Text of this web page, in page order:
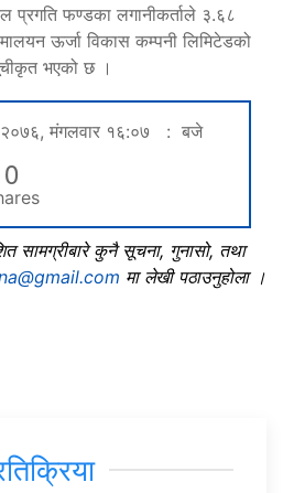
प्रगति फण्डका लगानीकर्ताले ३.६८
ऊर्जा विकास कम्पनी लिमिटेडको
भएको छ ।
२०७६, मंगलवार १६:०७ : बजे
0
सामग्रीबारे कुनै सूचना, गुनासो, तथा
मा लेखी पठाउनुहोला ।